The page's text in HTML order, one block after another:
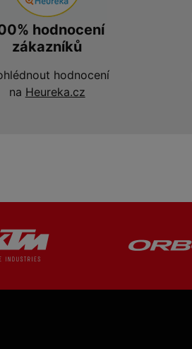
hodnocení
zákazníků
hodnocení
na Heureka.cz